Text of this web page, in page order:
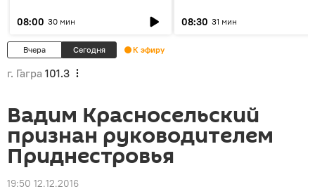
08:00 30 мин 08:30 31 мин
Вчера Сегодня К эфиру
г. Гагра 101.3
Вадим Красносельский
признан руководителем
Приднестровья
19:50 12.12.2016